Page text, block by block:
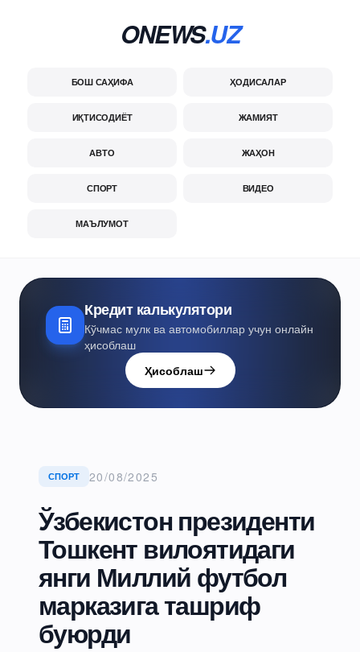
ONEWS.UZ
БОШ САҲИФА ҲОДИСАЛАР
ИҚТИСОДИЁТ ЖАМИЯТ
АВТО ЖАҲОН
СПОРТ ВИДЕО
МАЪЛУМОТ
Кредит калькулятори
Кўчмас мулк ва автомобиллар учун онлайн
ҳисоблаш
Ҳисоблаш
СПОРТ 20/08/2025
Ўзбекистон президенти
Тошкент вилоятидаги
янги Миллий футбол
марказига ташриф
буюрди